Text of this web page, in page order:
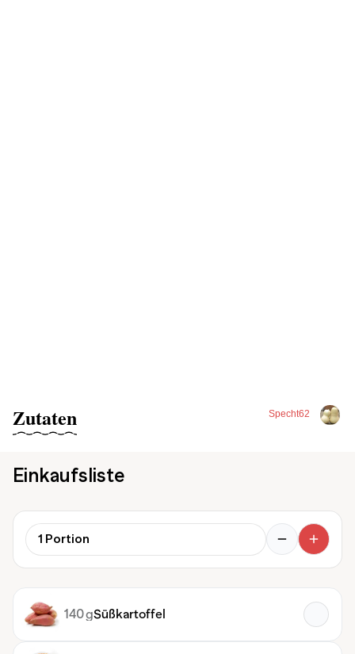
Specht62
Zutaten